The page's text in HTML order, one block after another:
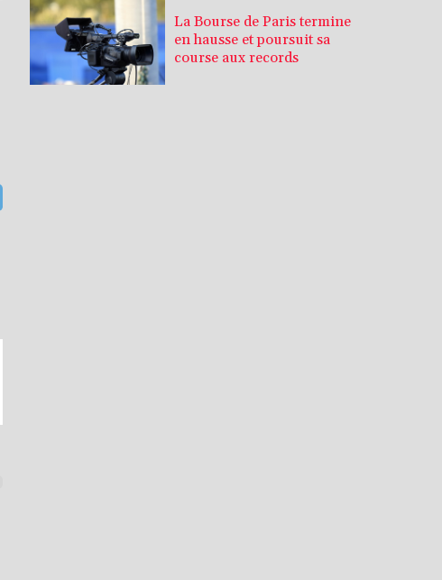
La Bourse de Paris termine
en hausse et poursuit sa
course aux records